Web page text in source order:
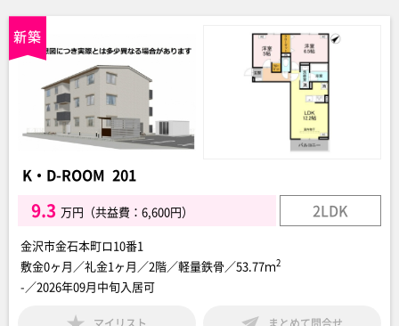
K・D-ROOM 201
9.3 万円（共益費：6,600円） 2LDK
金沢市金石本町ロ10番1
敷金0ヶ月／礼金1ヶ月／2階／軽量鉄骨／53.77ｍ2
-／2026年09月中旬入居可
マイリスト まとめて問合せ